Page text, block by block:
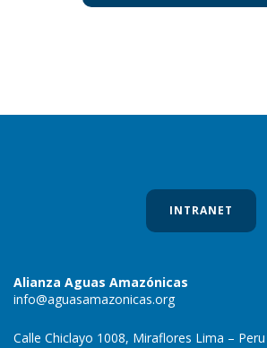
INTRANET
Alianza Aguas Amazónicas
info@aguasamazonicas.org
Calle Chiclayo 1008, Miraflores Lima – Peru